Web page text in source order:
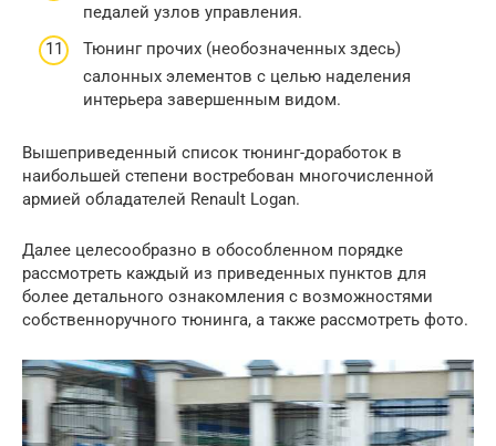
педалей узлов управления.
Тюнинг прочих (необозначенных здесь)
салонных элементов с целью наделения
интерьера завершенным видом.
Вышеприведенный список тюнинг-доработок в
наибольшей степени востребован многочисленной
армией обладателей Renault Logan.
Далее целесообразно в обособленном порядке
рассмотреть каждый из приведенных пунктов для
более детального ознакомления с возможностями
собственноручного тюнинга, а также рассмотреть фото.